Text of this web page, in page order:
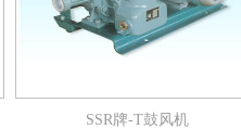
SSR牌-T鼓风机